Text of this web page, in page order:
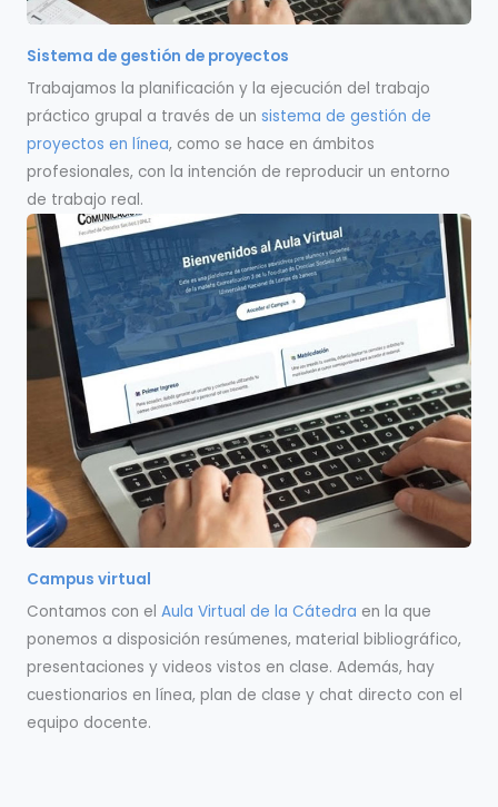
Sistema de gestión de proyectos
Trabajamos la planificación y la ejecución del trabajo
práctico grupal a través de un sistema de gestión de
proyectos en línea, como se hace en ámbitos
profesionales, con la intención de reproducir un entorno
de trabajo real.
Campus virtual
Contamos con el Aula Virtual de la Cátedra en la que
ponemos a disposición resúmenes, material bibliográfico,
presentaciones y videos vistos en clase. Además, hay
cuestionarios en línea, plan de clase y chat directo con el
equipo docente.